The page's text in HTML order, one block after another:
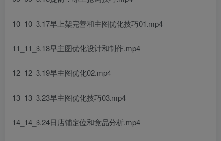
10_10_3.17早上架完善和主图优化技巧01.mp4
11_11_3.18早主图优化设计和制作.mp4
12_12_3.19早主图优化02.mp4
13_13_3.23早主图优化技巧03.mp4
14_14_3.24日店铺定位和竞品分析.mp4